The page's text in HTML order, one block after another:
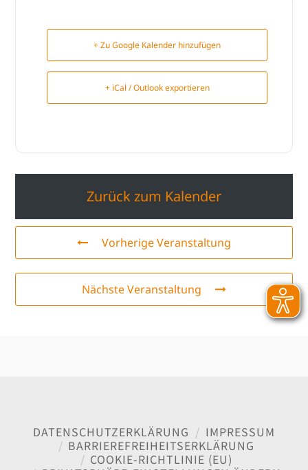
+ Zu Google Kalender hinzufügen
+ iCal / Outlook exportieren
Zurück zum Kalender
Vorherige Veranstaltung
Nächste Veranstaltung
DATENSCHUTZERKLÄRUNG
IMPRESSUM
BARRIEREFREIHEITSERKLÄRUNG
COOKIE-RICHTLINIE (EU)